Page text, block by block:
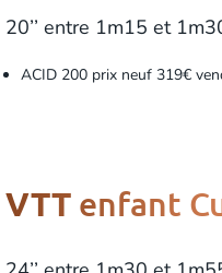
20’’ entre 1m15 et
ACID 200 prix neuf 319€
VTT enfant